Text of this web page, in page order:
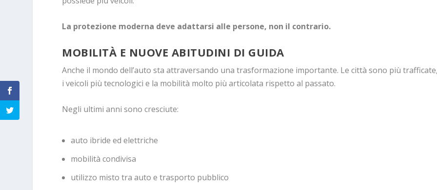
La protezione moderna deve adattarsi alle persone, non il contrario.
MOBILITÀ E NUOVE ABITUDINI DI GUIDA
Anche il mondo dell’auto sta attraversando una trasformazione importante. Le città sono più
i veicoli più tecnologici e la mobilità molto più articolata rispetto al passato.
Negli ultimi anni sono cresciute:
auto ibride ed elettriche
mobilità condivisa
utilizzo misto tra auto e trasporto pubblico